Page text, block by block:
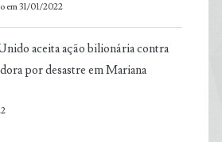
em 31/01/2022
aceita ação bilionária contra
por desastre em Mariana